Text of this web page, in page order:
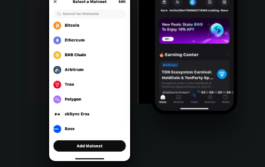
Português (Portugal)
Bahasa Indonesia
Português (Brasil)
Español (Argentina)